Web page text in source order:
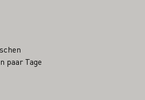
paar Tage